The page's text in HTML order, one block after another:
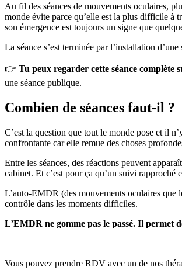
Au fil des séances de mouvements oculaires,
monde évite parce qu’elle est la plus difficile à
son émergence est toujours un signe que
La séance s’est terminée par l’installation
👉 Tu peux regarder cette séance complète
une séance publique.
Combien de séances faut-il ?
C’est la question que tout le monde pose et il
confrontante car elle remue des choses
Entre les séances, des réactions peuvent
cabinet. Et c’est pour ça qu’un suivi rapproché
L’auto-EMDR (des mouvements oculaires que
contrôle dans les moments difficiles.
L’EMDR ne gomme pas le passé. Il permet
Vous pouvez prendre RDV avec un de nos